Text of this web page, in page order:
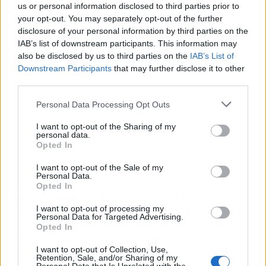
us or personal information disclosed to third parties prior to
your opt-out. You may separately opt-out of the further
disclosure of your personal information by third parties on the
IAB’s list of downstream participants. This information may
also be disclosed by us to third parties on the IAB’s List of
Downstream Participants that may further disclose it to other
Personal Data Processing Opt Outs
I want to opt-out of the Sharing of my
personal data.
Opted In
I want to opt-out of the Sale of my
Personal Data.
Opted In
I want to opt-out of processing my
Personal Data for Targeted Advertising.
Opted In
I want to opt-out of Collection, Use,
Retention, Sale, and/or Sharing of my
Publicidad
La confianza en la vuelta a la normalidad
queda reflejada en el hecho de que tan solo el
1% dice que no recuperará sus hábitos una